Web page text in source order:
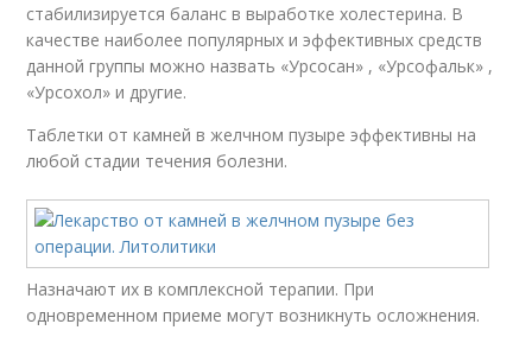
стабилизируется баланс в выработке холестерина. В
качестве наиболее популярных и эффективных средств
данной группы можно назвать «Урсосан» , «Урсофальк» ,
«Урсохол» и другие.
Таблетки от камней в желчном пузыре эффективны на
любой стадии течения болезни.
Назначают их в комплексной терапии. При
одновременном приеме могут возникнуть осложнения.